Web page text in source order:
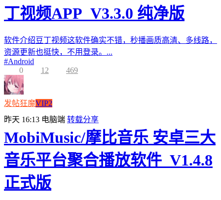
丁视频APP_V3.3.0 纯净版
软件介绍豆丁视频这软件确实不错，秒播画质高清、多线路，
资源更新也挺快，不用登录。...
#Android
0
12 469
发帖狂魔VIP2
昨天 16:13 电脑端 转载分享
MobiMusic/摩比音乐 安卓三大
音乐平台聚合播放软件_V1.4.8
正式版